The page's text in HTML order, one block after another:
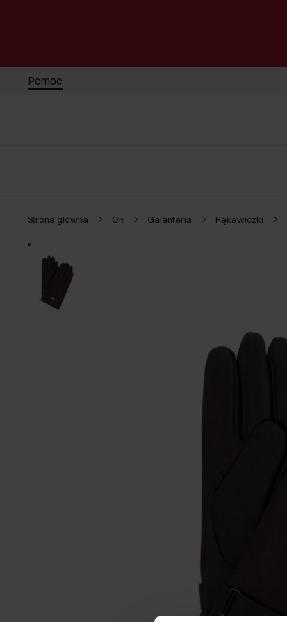
Pomoc
Strona główna On Galanteria Rękawiczki